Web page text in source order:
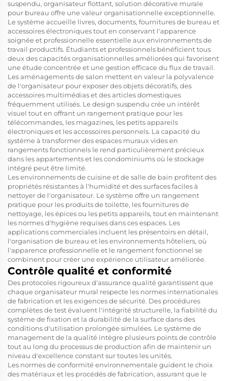
suspendu, organisateur flottant, solution décorative murale
pour bureau offre une valeur organisationnelle exceptionnelle.
Le système accueille livres, documents, fournitures de bureau et
accessoires électroniques tout en conservant l'apparence
soignée et professionnelle essentielle aux environnements de
travail productifs. Étudiants et professionnels bénéficient tous
deux des capacités organisationnelles améliorées qui favorisent
une étude concentrée et une gestion efficace du flux de travail.
Les aménagements de salon mettent en valeur la polyvalence
de l'organisateur pour exposer des objets décoratifs, des
accessoires multimédias et des articles domestiques
fréquemment utilisés. Le design suspendu crée un intérêt
visuel tout en offrant un rangement pratique pour les
télécommandes, les magazines, les petits appareils
électroniques et les accessoires personnels. La capacité du
système à transformer des espaces muraux vides en
rangements fonctionnels le rend particulièrement précieux
dans les appartements et les condominiums où le stockage
intégré peut être limité.
Les environnements de cuisine et de salle de bain profitent des
propriétés résistantes à l'humidité et des surfaces faciles à
nettoyer de l'organisateur. Le système offre un rangement
pratique pour les produits de toilette, les fournitures de
nettoyage, les épices ou les petits appareils, tout en maintenant
les normes d'hygiène requises dans ces espaces. Les
applications commerciales incluent les présentoirs en détail,
l'organisation de bureau et les environnements hôteliers, où
l'apparence professionnelle et le rangement fonctionnel se
combinent pour créer une expérience utilisateur améliorée.
Contrôle qualité et conformité
Des protocoles rigoureux d'assurance qualité garantissent que
chaque organisateur mural respecte les normes internationales
de fabrication et les exigences de sécurité. Des procédures
complètes de test évaluent l'intégrité structurelle, la fiabilité du
système de fixation et la durabilité de la surface dans des
conditions d'utilisation prolongée simulées. Le système de
management de la qualité intègre plusieurs points de contrôle
tout au long du processus de production afin de maintenir un
niveau d'excellence constant sur toutes les unités.
Les normes de conformité environnementale guident le choix
des matériaux et les procédés de fabrication, assurant que le